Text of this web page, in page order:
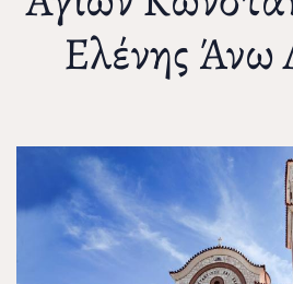
Ελένης Άνω